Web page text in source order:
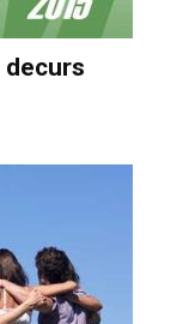
decurs